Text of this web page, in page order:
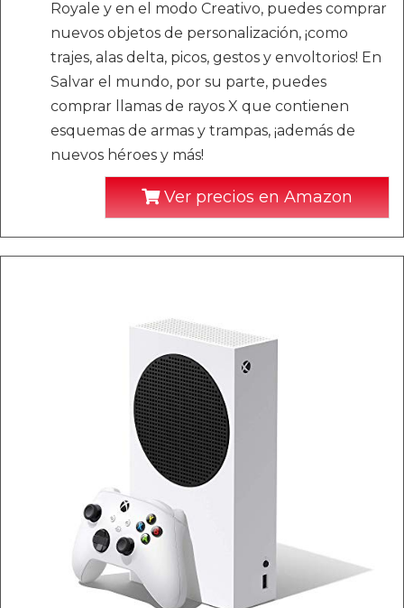
Royale y en el modo Creativo, puedes comprar
nuevos objetos de personalización, ¡como
trajes, alas delta, picos, gestos y envoltorios! En
Salvar el mundo, por su parte, puedes
comprar llamas de rayos X que contienen
esquemas de armas y trampas, ¡además de
nuevos héroes y más!
Ver precios en Amazon